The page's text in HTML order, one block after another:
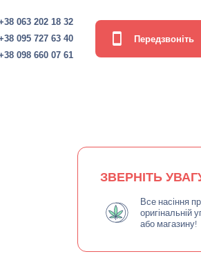
063 202 18 32
095 727 63 40
098 660 07 61
Передзвоніть
ЗВЕРНІТЬ
Все насіння
оригінальній
або магазину!